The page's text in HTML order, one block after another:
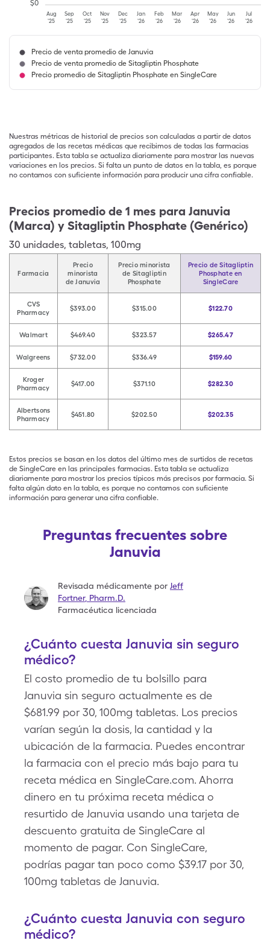
Aug
'25
Sep
'25
Oct
'25
Nov
'25
Dec
'25
Jan
'26
Feb
'26
Mar
'26
Apr
'26
May
'26
Jun
'26
Jul
'26
$0
Precio de venta promedio de Januvia
Precio de venta promedio de Sitagliptin Phosphate
Precio promedio de Sitagliptin Phosphate en SingleCare
Nuestras métricas de historial de precios son calculadas a partir de datos
agregados de las recetas médicas que recibimos de todas las farmacias
participantes. Esta tabla se actualiza diariamente para mostrar las nuevas
variaciones en los precios. Si falta un punto de datos en la tabla, es porque
no contamos con suficiente información para producir una cifra confiable.
Precios promedio de 1 mes para Januvia
(Marca) y Sitagliptin Phosphate (Genérico)
30 unidades, tabletas, 100mg
Farmacia
Precio
minorista
de Januvia
Precio minorista
de Sitagliptin
Phosphate
Precio de Sitagliptin
Phosphate en
SingleCare
CVS
Pharmacy
$393.00 $315.00 $122.70
Walmart $469.40 $323.57 $265.47
Walgreens $732.00 $336.49 $159.60
Kroger
Pharmacy
$417.00 $371.10 $282.30
Albertsons
Pharmacy
$451.80 $202.50 $202.35
Estos precios se basan en los datos del último mes de surtidos de recetas
de SingleCare en las principales farmacias. Esta tabla se actualiza
diariamente para mostrar los precios típicos más precisos por farmacia. Si
falta algún dato en la tabla, es porque no contamos con suficiente
información para generar una cifra confiable.
Preguntas frecuentes sobre
Januvia
Revisada médicamente por Jeff
Fortner, Pharm.D.
Farmacéutica licenciada
¿Cuánto cuesta Januvia sin seguro
médico?
El costo promedio de tu bolsillo para
Januvia sin seguro actualmente es de
$681.99 por 30, 100mg tabletas. Los precios
varían según la dosis, la cantidad y la
ubicación de la farmacia. Puedes encontrar
la farmacia con el precio más bajo para tu
receta médica en SingleCare.com. Ahorra
dinero en tu próxima receta médica o
resurtido de Januvia usando una tarjeta de
descuento gratuita de SingleCare al
momento de pagar. Con SingleCare,
podrías pagar tan poco como $39.17 por 30,
100mg tabletas de Januvia.
¿Cuánto cuesta Januvia con seguro
médico?